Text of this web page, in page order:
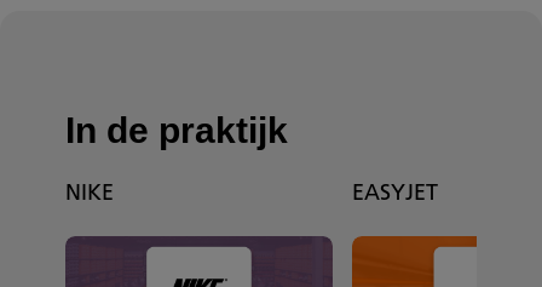
In de praktijk
NIKE EASYJET